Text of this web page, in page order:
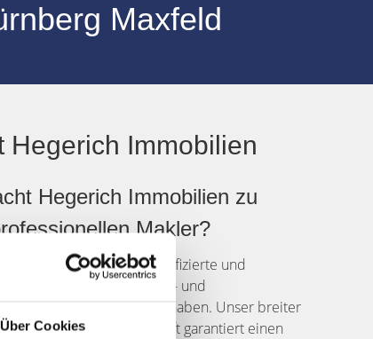
Über Cookies
Maxfeld
Hegerich Immobilien
Hegerich Immobilien zu
Makler?
verfügt über qualifizierte und
die erstklassige Orts- und
in Nürnberg Maxfeld haben. Unser breiter
im Immobiliengeschäft garantiert einen